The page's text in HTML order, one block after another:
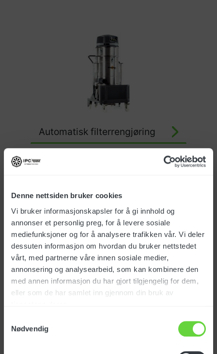
Denne nettsiden bruker cookies
Vi bruker informasjonskapsler for å gi innhold og
annonser et personlig preg, for å levere sosiale
mediefunksjoner og for å analysere trafikken vår. Vi deler
dessuten informasjon om hvordan du bruker nettstedet
vårt, med partnerne våre innen sosiale medier,
annonsering og analysearbeid, som kan kombinere den
med annen informasjon du har gjort tilgjengelig for dem,
eller som de har samlet inn gjennom din bruk av
Nødvendig
Automatisk filterrengjøring
H-Klassefisert